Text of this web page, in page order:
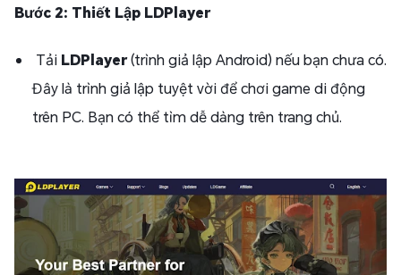
Bước 2: Thiết Lập LDPlayer
Tải LDPlayer(trình giả lập Android) nếu bạn chưa có.
Đây là trình giả lập tuyệt vời để chơi game di động
trên PC. Bạn có thể tìm dễ dàng trên trang chủ.